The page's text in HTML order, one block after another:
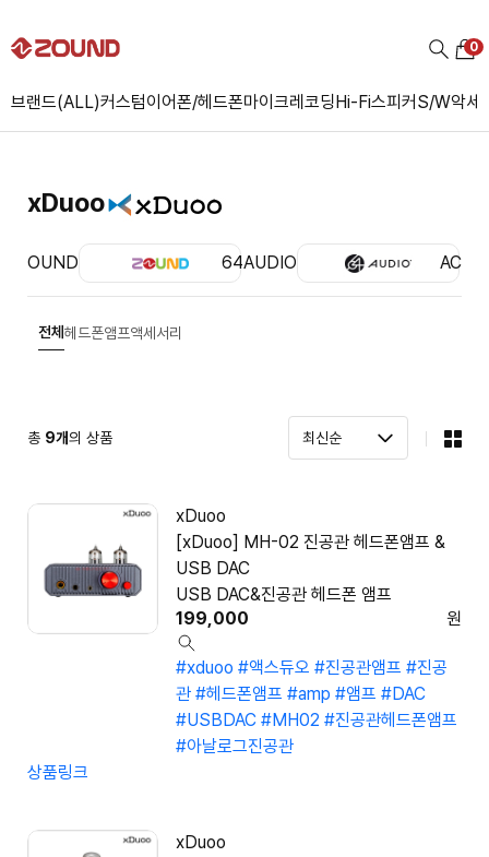
브랜드(ALL)커스텀이어폰/헤드폰마이크레코딩Hi-Fi스피커S/W악세
0
xDuoo
ZOUND 64AUDIO ACS
전체 헤드폰앰프액세서리
총 9개의 상품
xDuoo
[xDuoo] MH-02 진공관 헤드폰앰프 &
USB DAC
USB DAC&진공관 헤드폰 앰프
199,000
원
#xduoo #액스듀오 #진공관앰프 #진공
관 #헤드폰앰프 #amp #앰프 #DAC
#USBDAC #MH02 #진공관헤드폰앰프
#아날로그진공관
상품링크
xDuoo